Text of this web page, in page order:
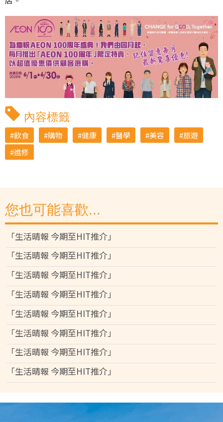
內容標籤
飲食 購物 健康 醫學 美容
旅遊
進修
您也可能喜歡...
「生活晴報 今期至HIT推介」
「生活晴報 今期至HIT推介」
「生活晴報 今期至HIT推介」
「生活晴報 今期至HIT推介」
「生活晴報 今期至HIT推介」
「生活晴報 今期至HIT推介」
「生活晴報 今期至HIT推介」
「生活晴報 今期至HIT推介」